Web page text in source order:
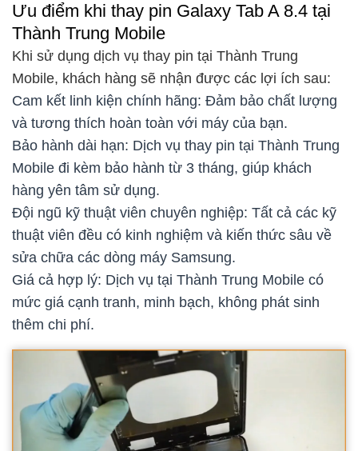
Ưu điểm khi thay pin Galaxy Tab A 8.4 tại
Thành Trung Mobile
Khi sử dụng dịch vụ thay pin tại Thành Trung
Mobile, khách hàng sẽ nhận được các lợi ích sau:
Cam kết linh kiện chính hãng: Đảm bảo chất lượng
và tương thích hoàn toàn với máy của bạn.
Bảo hành dài hạn: Dịch vụ thay pin tại Thành Trung
Mobile đi kèm bảo hành từ 3 tháng, giúp khách
hàng yên tâm sử dụng.
Đội ngũ kỹ thuật viên chuyên nghiệp: Tất cả các kỹ
thuật viên đều có kinh nghiệm và kiến thức sâu về
sửa chữa các dòng máy Samsung.
Giá cả hợp lý: Dịch vụ tại Thành Trung Mobile có
mức giá cạnh tranh, minh bạch, không phát sinh
thêm chi phí.